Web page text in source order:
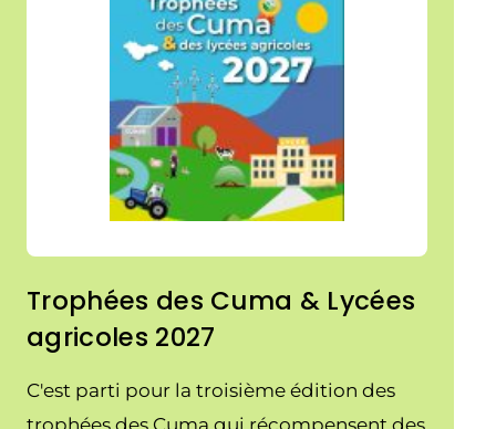
Trophées des Cuma & Lycées
agricoles 2027
C'est parti pour la troisième édition des